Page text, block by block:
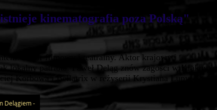
kinematografia poza Polską"
Aktor filmowy i teatralny. Aktor krajowy i
lokalny patriota. Paweł Deląg znów zagości w Krakowie i
Korbowa i Bellatrix w reżyserii Krystiana Lupy.
Delągiem-